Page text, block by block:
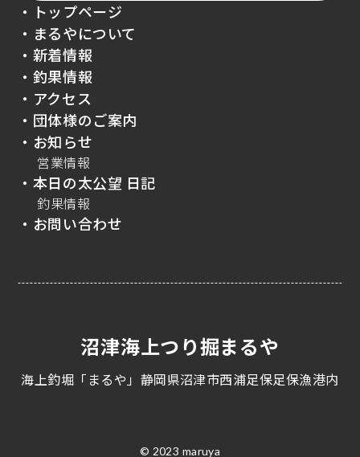
・トップページ
・まるやについて
・新着情報
・釣果情報
・アクセス
・団体様のご案内
・お知らせ
営業情報
・本日の太公望 日記
釣果情報
・お問い合わせ
沼津海上つり掘まるや
海上釣堀「まるや」静岡県沼津市西浦足保足保漁港内
© 2023 maruya